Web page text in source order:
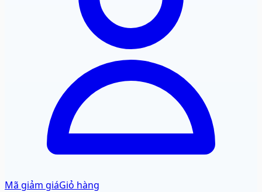
Mã giảm giáGiỏ hàng